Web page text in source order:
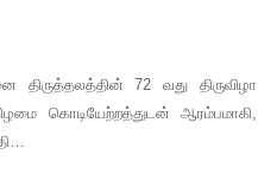
72 வது திருவிழா
கொடியேற்றத்துடன் ஆரம்பமாகி,